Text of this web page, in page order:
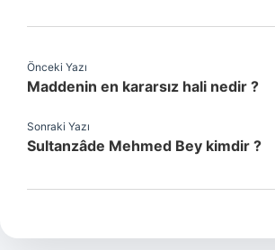
Önceki Yazı
Maddenin en kararsız hali nedir ?
Sonraki Yazı
Sultanzâde Mehmed Bey kimdir ?